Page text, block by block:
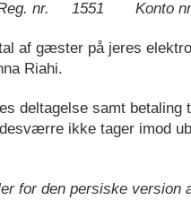
nr. 1551 Konto
af gæster på jeres
Riahi.
deltagelse samt betaling
ikke tager imod
for den persiske version